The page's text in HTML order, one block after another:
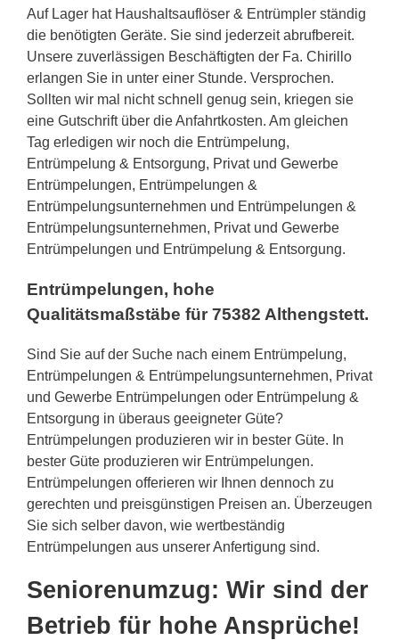
Auf Lager hat Haushaltsauflöser & Entrümpler ständig
die benötigten Geräte. Sie sind jederzeit abrufbereit.
Unsere zuverlässigen Beschäftigten der Fa. Chirillo
erlangen Sie in unter einer Stunde. Versprochen.
Sollten wir mal nicht schnell genug sein, kriegen sie
eine Gutschrift über die Anfahrtkosten. Am gleichen
Tag erledigen wir noch die Entrümpelung,
Entrümpelung & Entsorgung, Privat und Gewerbe
Entrümpelungen, Entrümpelungen &
Entrümpelungsunternehmen und Entrümpelungen &
Entrümpelungsunternehmen, Privat und Gewerbe
Entrümpelungen und Entrümpelung & Entsorgung.
Entrümpelungen, hohe
Qualitätsmaßstäbe für 75382 Althengstett.
Sind Sie auf der Suche nach einem Entrümpelung,
Entrümpelungen & Entrümpelungsunternehmen, Privat
und Gewerbe Entrümpelungen oder Entrümpelung &
Entsorgung in überaus geeigneter Güte?
Entrümpelungen produzieren wir in bester Güte. In
bester Güte produzieren wir Entrümpelungen.
Entrümpelungen offerieren wir Ihnen dennoch zu
gerechten und preisgünstigen Preisen an. Überzeugen
Sie sich selber davon, wie wertbeständig
Entrümpelungen aus unserer Anfertigung sind.
Seniorenumzug: Wir sind der
Betrieb für hohe Ansprüche!